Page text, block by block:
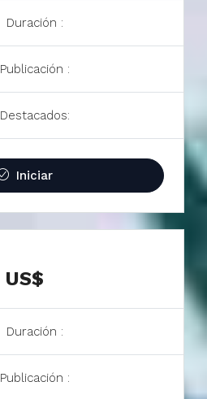
Duración :
Publicación :
Destacados:
Iniciar
US$
Duración :
Publicación :